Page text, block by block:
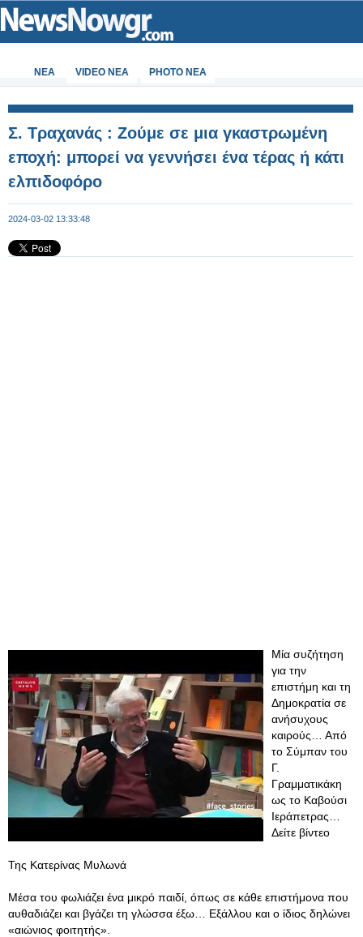
ΝΕΑ VIDEO NEA PHOTO NEA
Σ. Τραχανάς : Ζούμε σε μια γκαστρωμένη
εποχή: μπορεί να γεννήσει ένα τέρας ή κάτι
ελπιδοφόρο
2024-03-02 13:33:48
Μία συζήτηση
για την
επιστήμη και τη
Δημοκρατία σε
ανήσυχους
καιρούς… Από
το Σύμπαν του
Γ.
Γραμματικάκη
ως το Καβούσι
Ιεράπετρας…
Δείτε βίντεο
Της Κατερίνας Μυλωνά
Μέσα του φωλιάζει ένα μικρό παιδί, όπως σε κάθε επιστήμονα που
αυθαδιάζει και βγάζει τη γλώσσα έξω… Εξάλλου και ο ίδιος δηλώνει
«αιώνιος φοιτητής».